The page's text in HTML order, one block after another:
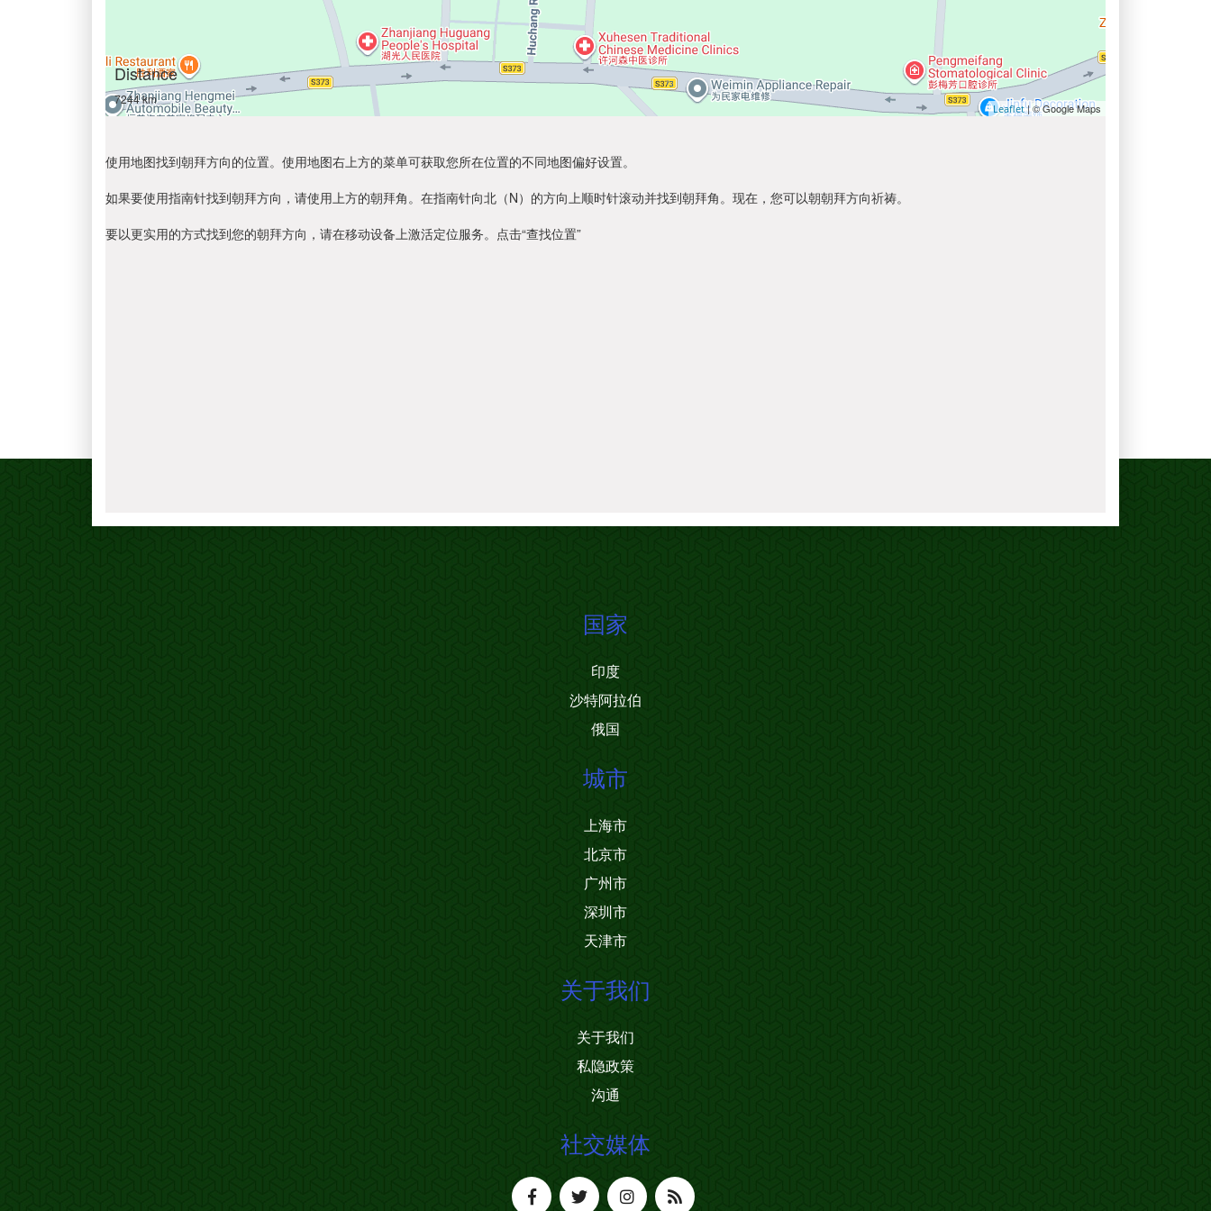
Distance
7244 km
Leaflet| © Google Maps
使用地图找到朝拜方向的位置。使用地图右上方的菜单可获取您所在位置的不同地图偏好设置。
如果要使用指南针找到朝拜方向，请使用上方的朝拜角。在指南针向北（N）的方向上顺时针滚动并找到朝拜角。现在，您可以朝朝拜方向祈祷。
要以更实用的方式找到您的朝拜方向，请在移动设备上激活定位服务。点击“查找位置”
国家
印度
沙特阿拉伯
俄国
城市
上海市
北京市
广州市
深圳市
天津市
关于我们
关于我们
私隐政策
沟通
社交媒体